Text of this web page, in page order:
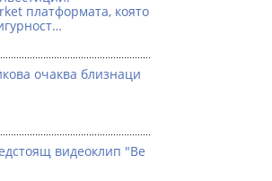
платформата, която
очаква близнаци
видеоклип "Be